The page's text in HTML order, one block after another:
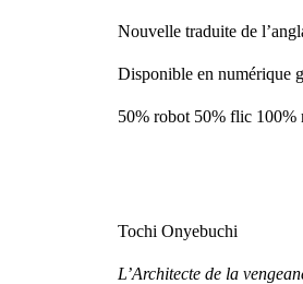
Nouvelle traduite de
Disponible en numérique
50% robot 50% flic 100%
Tochi Onyebuchi
L’Architecte de la